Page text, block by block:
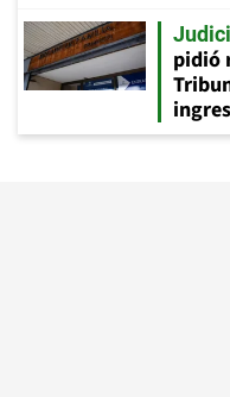
pidió